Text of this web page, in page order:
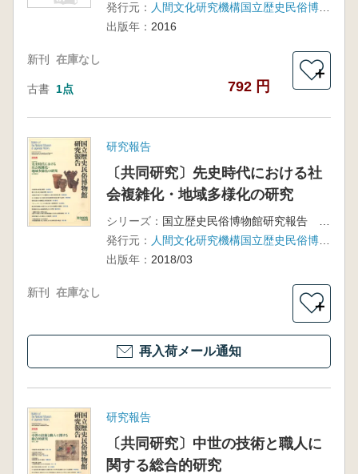
発行元：
人間文化研究機構国立歴史民俗博物館
出版年： 2016
新刊 在庫なし
古書 1点 792 円
＋
研究報告
〔共同研究〕先史時代における社
会複雑化・地域多様化の研究
シリーズ：
発行元：
人間文化研究機構国立歴史民俗博物館
出版年： 2018/03
新刊 在庫なし
＋
再入荷メール通知
研究報告
〔共同研究〕中世の技術と職人に
関する総合的研究